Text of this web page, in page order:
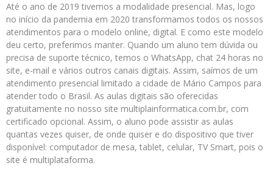
Até o ano de 2019 tivemos a modalidade presencial. Mas, logo
no início da pandemia em 2020 transformamos todos os nossos
atendimentos para o modelo online, digital. E como este modelo
deu certo, preferimos manter. Quando um aluno tem dúvida ou
precisa de suporte técnico, temos o WhatsApp, chat 24 horas no
site, e-mail e vários outros canais digitais. Assim, saímos de um
atendimento presencial limitado a cidade de Mário Campos para
atender todo o Brasil. As aulas digitais são oferecidas
gratuitamente no nosso site multiplainformatica.com.br, com
certificado opcional. Assim, o aluno pode assistir as aulas
quantas vezes quiser, de onde quiser e do dispositivo que tiver
disponível: computador de mesa, tablet, celular, TV Smart, pois o
site é multiplataforma.